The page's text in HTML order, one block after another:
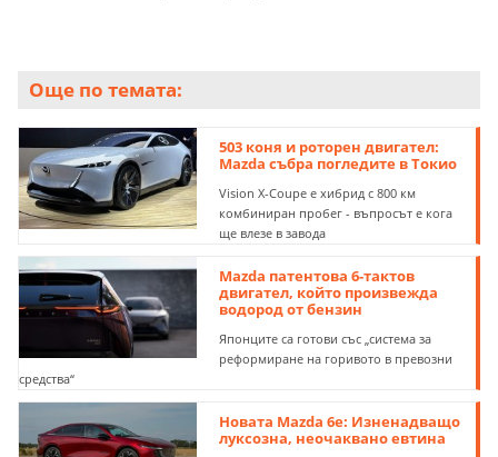
Още по темата:
503 коня и роторен двигател:
Mazda събра погледите в Токио
Vision X-Coupe e хибрид с 800 км
комбиниран пробег - въпросът е кога
ще влезе в завода
Mazda патентова 6-тактов
двигател, който произвежда
водород от бензин
Японците са готови със „система за
реформиране на горивото в превозни
средства“
Новата Mazda 6e: Изненадващо
луксозна, неочаквано евтина